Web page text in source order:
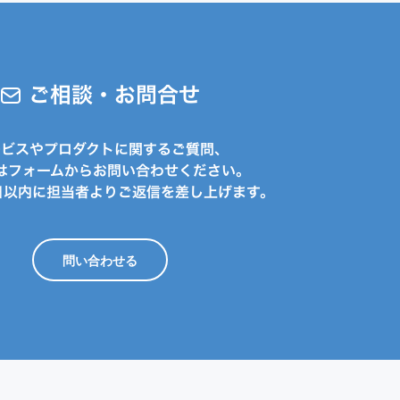
ご相談・お問合せ
スやプロダクトに関するご質問、
フォームからお問い合わせください。
内に担当者よりご返信を差し上げます。
問い合わせる